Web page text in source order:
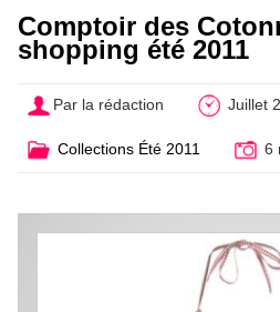
Comptoir des
shopping été 2011
Par la rédaction Juillet
Collections Été 2011 6